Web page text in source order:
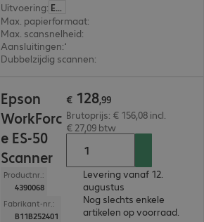
Uitvoering: Europa
Max. papierformaat:
Max. scansnelheid:
Aansluitingen:
Dubbelzijdig scannen:
Epson
WorkForc
e ES-50
Scanner
Productnr.:
4390068
Fabrikant-nr.:
B11B252401
€ 128,99
Brutoprijs: € 156,08 incl.
€ 27,09 btw
Levering vanaf 12.
augustus
Nog slechts enkele
artikelen op voorraad.